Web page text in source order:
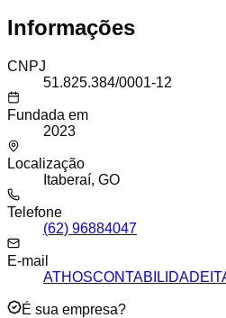
Informações
CNPJ
51.825.384/0001-12
Fundada em
2023
Localização
Itaberaí, GO
Telefone
(62) 96884047
E-mail
É sua empresa?